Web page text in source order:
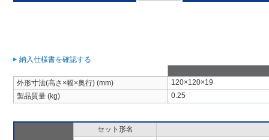
納入仕様書を確認する
外形寸法(高さ×幅×奥行) (mm)
120×120×19
製品質量 (kg)
0.25
セット形名